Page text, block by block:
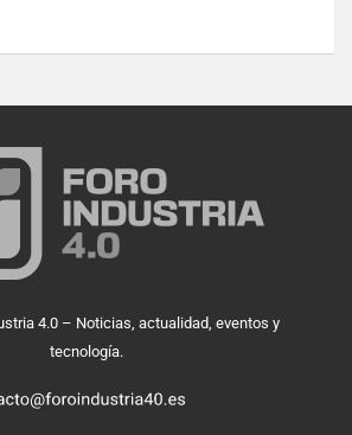
4.0 – Noticias, actualidad, eventos y
tecnología.